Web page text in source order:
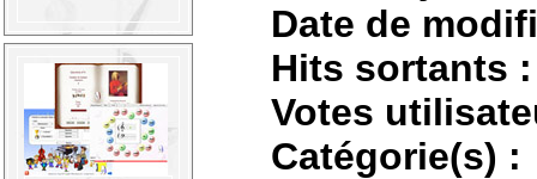
Date de
Hits sortants :
Votes
Catégorie(s) :